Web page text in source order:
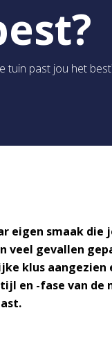
tuin past jou het
eigen smaak
veel gevallen
klus
en -fase van de